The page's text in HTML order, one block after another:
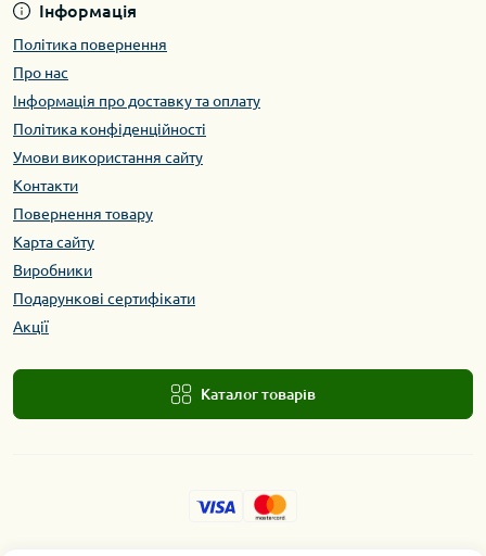
Інформація
Політика повернення
Про нас
Інформація про доставку та оплату
Політика конфіденційності
Умови використання сайту
Контакти
Повернення товару
Карта сайту
Виробники
Подарункові сертифікати
Акції
Каталог товарів